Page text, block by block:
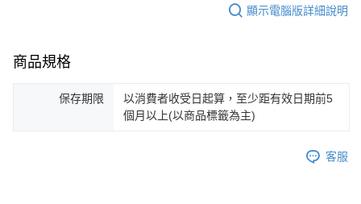
顯示電腦版詳細說明
商品規格
保存期限
以消費者收受日起算，至少距有效日期前5
個月以上(以商品標籤為主)
客服